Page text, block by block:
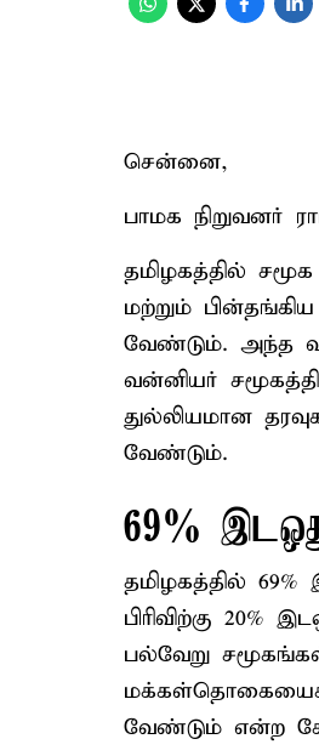
சென்னை,
பாமக நிறுவனர்
தமிழகத்தில்
மற்றும்
வேண்டும். அந்த
வன்னியர்
துல்லியமான
வேண்டும்.
69%
தமிழகத்தில் 69%
பிரிவிற்கு 20%
பல்வேறு
மக்கள்தொகையைக்
வேண்டும் என்ற